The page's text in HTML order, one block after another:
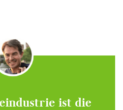
ist die